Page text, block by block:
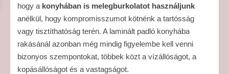
hogy a konyhában is melegburkolatot használjunk
anélkül, hogy kompromisszumot kötnénk a tartósság
vagy tisztíthatóság terén. A laminált padló konyhába
rakásánál azonban még mindig figyelembe kell venni
bizonyos szempontokat, többek közt a vízállóságot, a
kopásállóságot és a vastagságot.